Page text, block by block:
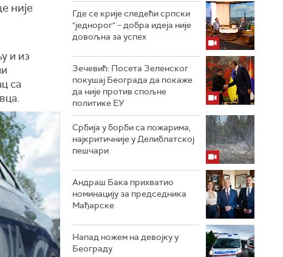
није
и из
са
Где се крије следећи српски
"једнорог" – добра идеја није
довољна за успех
Зечевић: Посета Зеленског
покушај Београда да покаже
да није против спољне
политике ЕУ
Србија у борби са пожарима,
најкритичније у Делиблатској
пешчари
Андраш Бака прихватио
номинацију за председника
Мађарске
Напад ножем на девојку у
Београду